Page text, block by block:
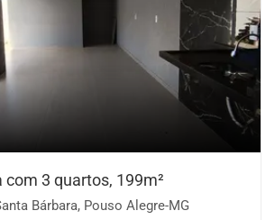
com 3 quartos, 199m²
Bárbara, Pouso Alegre-MG